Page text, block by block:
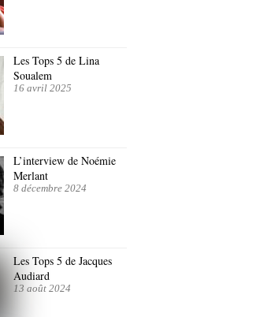
Les Tops 5 de Lina
Soualem
16 avril 2025
L’interview de Noémie
Merlant
8 décembre 2024
Les Tops 5 de Jacques
Audiard
13 août 2024